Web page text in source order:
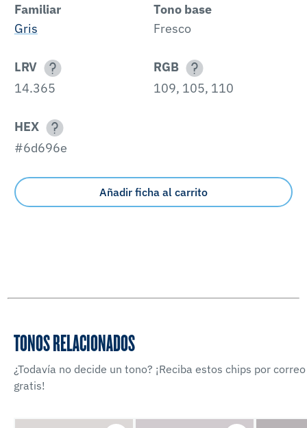
Familiar
Gris
Tono base
Fresco
LRV
14.365
RGB
109, 105, 110
HEX
#6d696e
Añadir ficha al carrito
TONOS RELACIONADOS
¿Todavía no decide un tono? ¡Reciba estos chips por correo
gratis!